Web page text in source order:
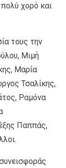
χορό και
τους την
Μιμή
Μαρία
Τσαλίκης,
Ραμόνα
Παππάς,